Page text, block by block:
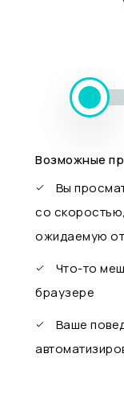
Возможные
Вы
со
ожидаемую
Что-то
браузере
Ваше